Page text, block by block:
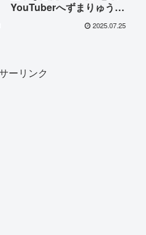
YouTuberへずまりゅうの
当選に世界が熱狂！奈良
の鹿を守る異端児に賞賛
2025.07.25
ーリンク